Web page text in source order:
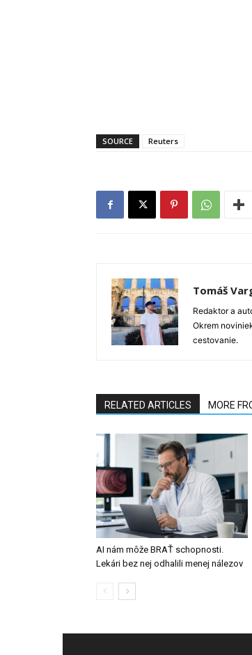
SOURCE Reuters
Tomáš
Redaktor a
Okrem
cestovanie.
RELATED ARTICLES MORE
AI nám môže BRAŤ schopnosti.
Lekári bez nej odhalili menej nálezov